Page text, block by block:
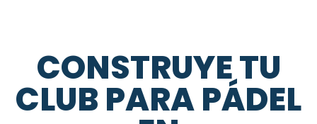
CONSTRUYE TU
CLUB PARA PÁDEL